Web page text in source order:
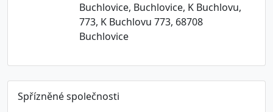
Buchlovice, Buchlovice, K Buchlovu,
773, K Buchlovu 773, 68708
Buchlovice
Spřízněné společnosti